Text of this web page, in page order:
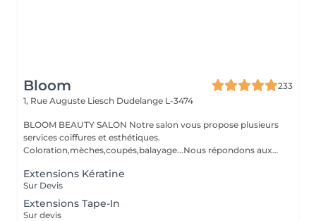
Bloom
233
1, Rue Auguste Liesch Dudelange L-3474
BLOOM BEAUTY SALON Notre salon vous propose plusieurs
services coiffures et esthétiques.
Coloration,mèches,coupés,balayage...Nous répondons aux
Extensions Kératine
Sur Devis
Extensions Tape-In
Sur devis